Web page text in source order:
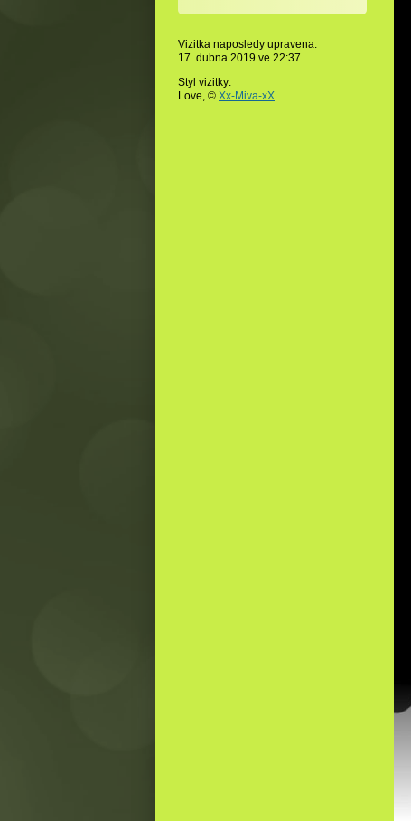
Vizitka naposledy upravena:
17. dubna 2019 ve 22:37
Styl vizitky:
Love, © Xx-Miva-xX